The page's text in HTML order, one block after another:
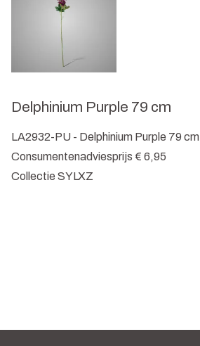
Delphinium Purple 79 cm
LA2932-PU - Delphinium Purple 79 cm
Consumentenadviesprijs € 6,95
Collectie SYLXZ